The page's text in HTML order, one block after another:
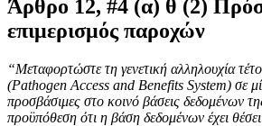
Άρθρο 12, #4 (α) θ (2)
επιμερισμός παροχών
“Μεταφορτώστε τη γενετική αλληλουχία
(Pathogen Access and Benefits System) σε
προσβάσιμες στο κοινό βάσεις δεδομένων
προϋπόθεση ότι η βάση δεδομένων έχει